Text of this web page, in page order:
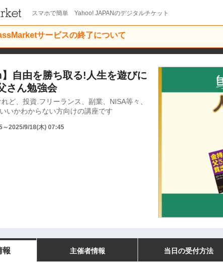
スマホで簡単 Yahoo! JAPANのデジタルチケット
サービスの終了について
】自由を勝ち取る!人生を遊びに
さん勉強会
ど、投資.フリーランス、副業、NISA等々、
いかわからない方向けの講座です
～2025/9/18(木) 07:45
報 主催者情報 当日の受付方法